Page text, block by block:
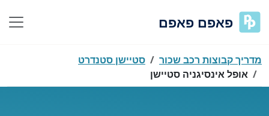
פאפם פאפם
מדריך קבוצות רכב שכור
סטיישן סטנדרט
אופל אינסיגניה סטיישן